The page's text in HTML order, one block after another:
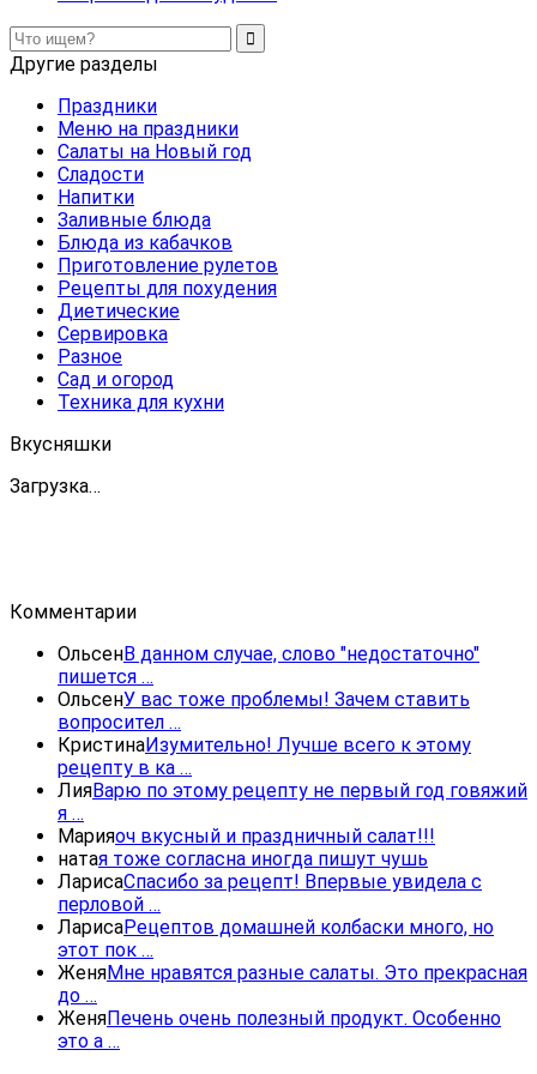
Другие разделы
Праздники
Меню на праздники
Салаты на Новый год
Сладости
Напитки
Заливные блюда
Блюда из кабачков
Приготовление рулетов
Рецепты для похудения
Диетические
Сервировка
Разное
Сад и огород
Техника для кухни
Вкусняшки
Загрузка…
Комментарии
ОльсенВ данном случае, слово "недостаточно"
пишется …
ОльсенУ вас тоже проблемы! Зачем ставить
вопросител …
КристинаИзумительно! Лучше всего к этому
рецепту в ка …
ЛияВарю по этому рецепту не первый год говяжий
я …
Марияоч вкусный и праздничный салат!!!
натая тоже согласна иногда пишут чушь
ЛарисаСпасибо за рецепт! Впервые увидела с
перловой …
ЛарисаРецептов домашней колбаски много, но
этот пок …
ЖеняМне нравятся разные салаты. Это прекрасная
до …
ЖеняПечень очень полезный продукт. Особенно
это а …